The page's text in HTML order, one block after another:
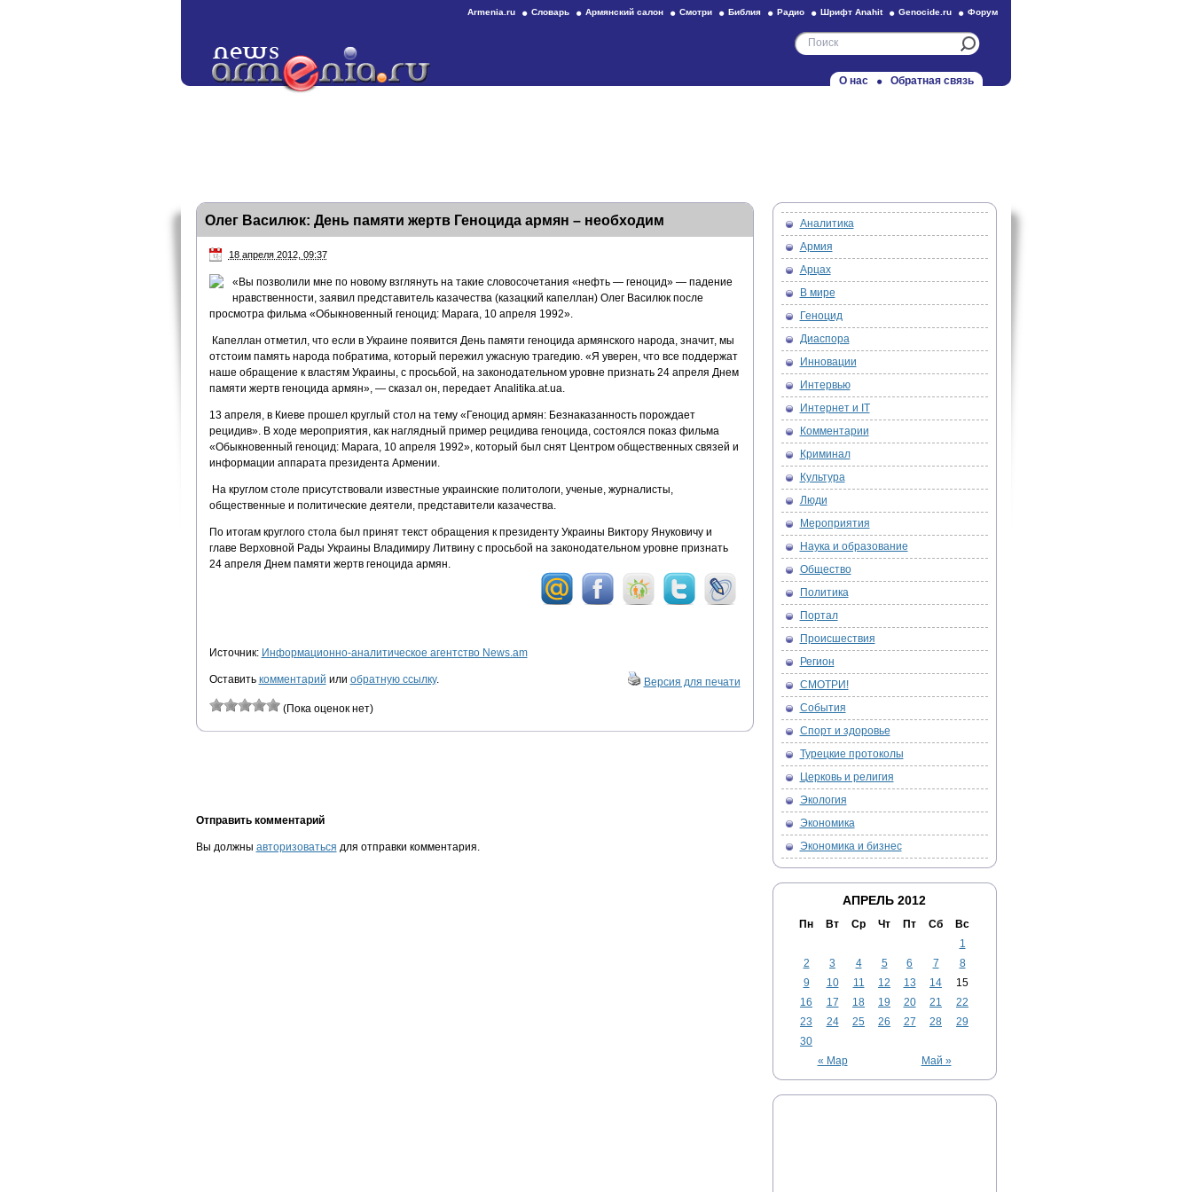
Armenia.ru Словарь Армянский салон Смотри Библия Радио Шрифт Anahit Genocide.ru Форум
О нас Обратная связь
Олег Василюк: День памяти жертв Геноцида армян – необходим
18 апреля 2012, 09:37
«Вы позволили мне по новому взглянуть на такие словосочетания «нефть — геноцид» — падение
нравственности, заявил представитель казачества (казацкий капеллан) Олег Василюк после
просмотра фильма «Обыкновенный геноцид: Марага, 10 апреля 1992».
Капеллан отметил, что если в Украине появится День памяти геноцида армянского народа, значит, мы
отстоим память народа побратима, который пережил ужасную трагедию. «Я уверен, что все поддержат
наше обращение к властям Украины, с просьбой, на законодательном уровне признать 24 апреля Днем
памяти жертв геноцида армян», — сказал он, передает Analitika.at.ua.
13 апреля, в Киеве прошел круглый стол на тему «Геноцид армян: Безнаказанность порождает
рецидив». В ходе мероприятия, как наглядный пример рецидива геноцида, состоялся показ фильма
«Обыкновенный геноцид: Марага, 10 апреля 1992», который был снят Центром общественных связей и
информации аппарата президента Армении.
На круглом столе присутствовали известные украинские политологи, ученые, журналисты,
общественные и политические деятели, представители казачества.
По итогам круглого стола был принят текст обращения к президенту Украины Виктору Януковичу и
главе Верховной Рады Украины Владимиру Литвину с просьбой на законодательном уровне признать
24 апреля Днем памяти жертв геноцида армян.
Источник: Информационно-аналитическое агентство News.am
Оставить комментарий или обратную ссылку. Версия для печати
(Пока оценок нет)
Отправить комментарий
Вы должны авторизоваться для отправки комментария.
Аналитика
Армия
Арцах
В мире
Геноцид
Диаспора
Инновации
Интервью
Интернет и IT
Комментарии
Криминал
Культура
Люди
Мероприятия
Наука и образование
Общество
Политика
Портал
Происшествия
Регион
СМОТРИ!
События
Спорт и здоровье
Турецкие протоколы
Церковь и религия
Экология
Экономика
Экономика и бизнес
АПРЕЛЬ 2012
Пн Вт Ср Чт Пт Сб Вс
« Мар Май »
1
2
3 4 5 6 7
8
9
10 11 12 13 14
15
16
17 18 19 20 21
22
23
24 25 26 27 28
29
30